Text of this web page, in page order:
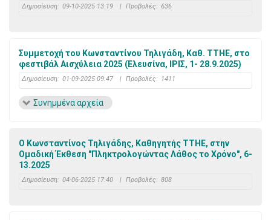
Δημοσίευση: 09-10-2025 13:19 | Προβολές: 636
Συμμετοχή του Κωνσταντίνου Τηλιγάδη, Καθ. ΤΤΗΕ, στο
φεστιβάλ Αισχύλεια 2025 (Ελευσίνα, ΙΡΙΣ, 1- 28.9.2025)
Δημοσίευση: 01-09-2025 09:47 | Προβολές: 1411
Συνημμένα αρχεία
Ο Κωνσταντίνος Τηλιγάδης, Καθηγητής ΤΤΗΕ, στην
Ομαδική Έκθεση "Πληκτρολογώντας Λάθος το Χρόνο", 6-
13.2025
Δημοσίευση: 04-06-2025 17:40 | Προβολές: 808